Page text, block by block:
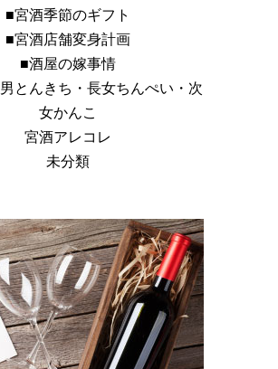
■宮酒季節のギフト
■宮酒店舗変身計画
■酒屋の嫁事情
とんきち・長女ちんぺい・次
女かんこ
宮酒アレコレ
未分類